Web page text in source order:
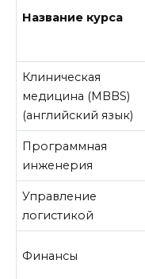
Название курса
Клиническая
медицина (MBBS)
(английский язык)
Программная
инженерия
Управление
логистикой
Финансы